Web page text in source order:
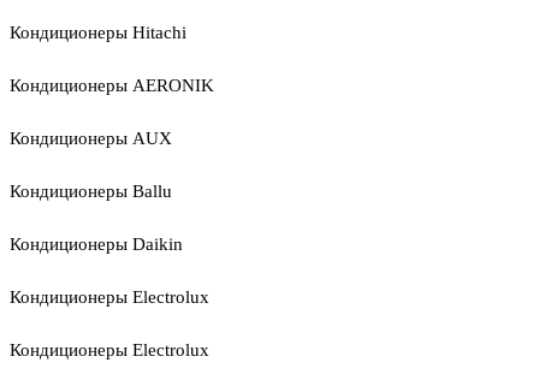
Кондиционеры Hitachi
Кондиционеры AERONIK
Кондиционеры AUX
Кондиционеры Ballu
Кондиционеры Daikin
Кондиционеры Electrolux
Кондиционеры Electrolux